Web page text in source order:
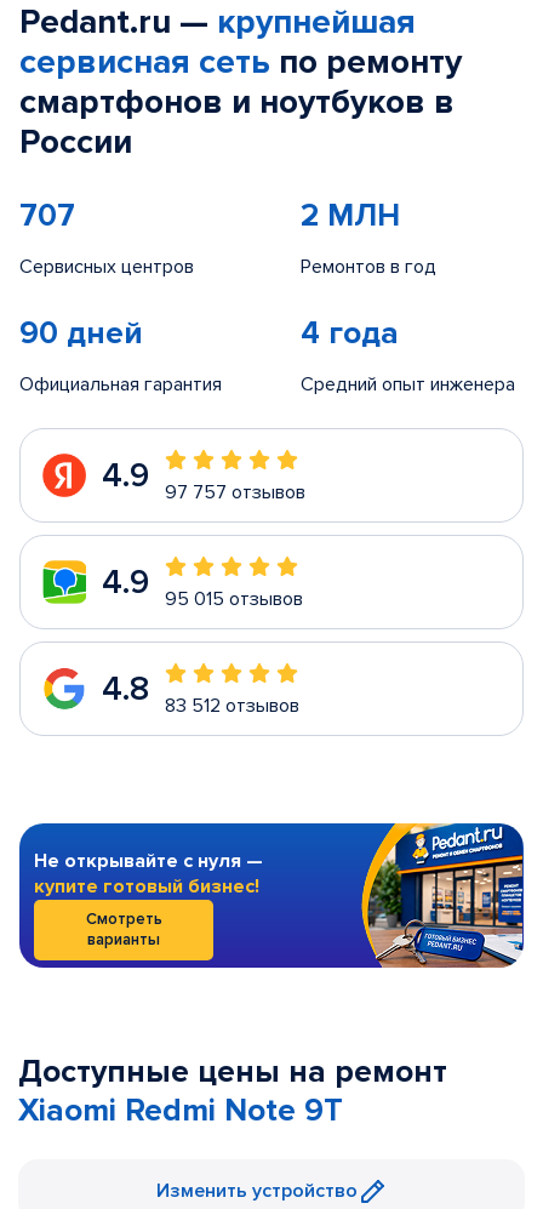
Pedant.ru — крупнейшая
сервисная сеть по ремонту
смартфонов и ноутбуков в
России
707
Сервисных центров
2 МЛН
Ремонтов в год
90 дней
Официальная гарантия
4 года
Средний опыт инженера
4.9 97 757 отзывов
4.9 95 015 отзывов
4.8 83 512 отзывов
Не открывайте с нуля —
купите готовый бизнес!
Смотреть
варианты
Доступные цены на ремонт
Xiaomi Redmi Note 9T
Изменить устройство